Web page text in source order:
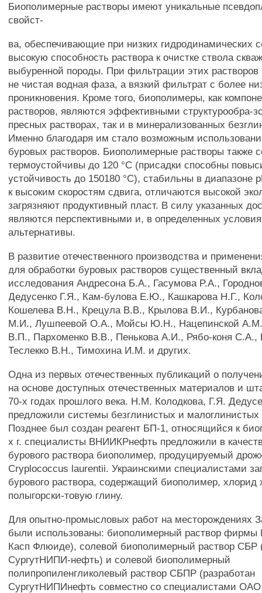
Биополимерные растворы имеют уникальные
свойст-
ва, обеспечивающие при низких гидродинамических
высокую способность раствора к очистке ствола
выбуренной породы. При фильтрации этих растворов
не чистая водная фаза, а вязкий фильтрат с более
проникновения. Кроме того, биополимеры, как
растворов, являются эффективными структурообра-
пресных растворах, так и в минерализованных
Именно благодаря им стало возможным
буровых растворов. Биополимерные растворы также
термоустойчивы до 120 °С (присадки способны
устойчивость до 150180 °С), стабильны в диапазоне
к высоким скоростям сдвига, отличаются высокой
загрязняют продуктивный пласт. В силу указанных
являются перспективными и, в определенных
альтернативы.
В развитие отечественного производства и
для обработки буровых растворов существенный
исследования Андресона Б.А., Гасумова P.A.,
Дедусенко Г.Я., Кам-булова Е.Ю., Кашкарова Н.Г.,
Кошелева В.Н., Крецула В.В., Крылова В.И.,
М.И., Лушпеевой O.A., Мойсы Ю.Н., Нацепинской
В.П., Пархоменко В.В., Пенькова А.И., Рябо-коня С.А.,
Теслекко В.Н., Тимохина И.М. и других.
Одна из первых отечественных публикаций о
на основе доступных отечественных материалов и
70-х годах прошлого века. Н.М. Колодкова, Г.Я.
предложили системы безглинистых и малоглинистых
Позднее был создан реагент БП-1, относящийся к
х г. специалисты ВНИИКРнефть предложили в
бурового раствора биополимер, продуцируемый
Cryplococcus laurentii. Украинскими специалистами
бурового раствора, содержащий биополимер, хлорид
полыгорски-товую глину.
Для опытно-промысловых работ на месторождениях
были использованы: биополимерный раствор
Касп Флюиде), солевой биополимерный раствор СБР
СургутНИПИ-нефть) и солевой биополимерный
полипропиленгликолевый раствор СБПР (разработан
СургутНИПИнефть совместно со специалистами